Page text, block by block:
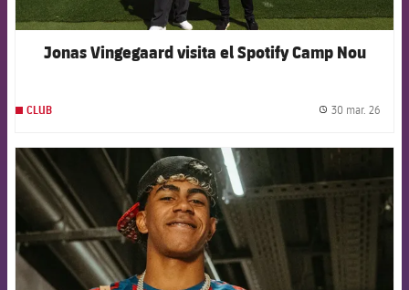
Jonas Vingegaard visita el Spotify Camp Nou
CLUB 30 mar. 26
FCB Barcelona badge